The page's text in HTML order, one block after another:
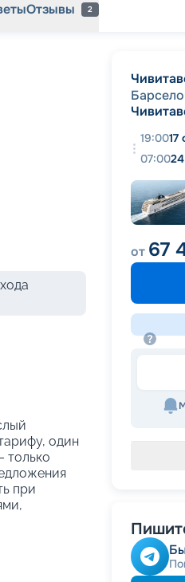
Отзывы 2
один
только
при
19:0017
07:00
от 67